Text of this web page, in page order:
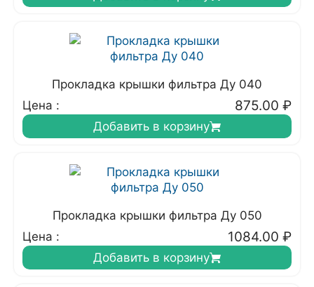
Прокладка крышки фильтра Ду 040
Цена :
875.00 ₽
Добавить в корзину
Прокладка крышки фильтра Ду 050
Цена :
1084.00 ₽
Добавить в корзину